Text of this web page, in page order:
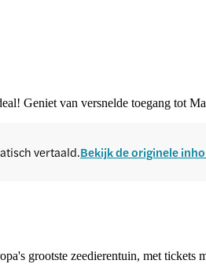
Geniet van versnelde toegang tot
vertaald.Bekijk de originele
grootste zeedierentuin, met